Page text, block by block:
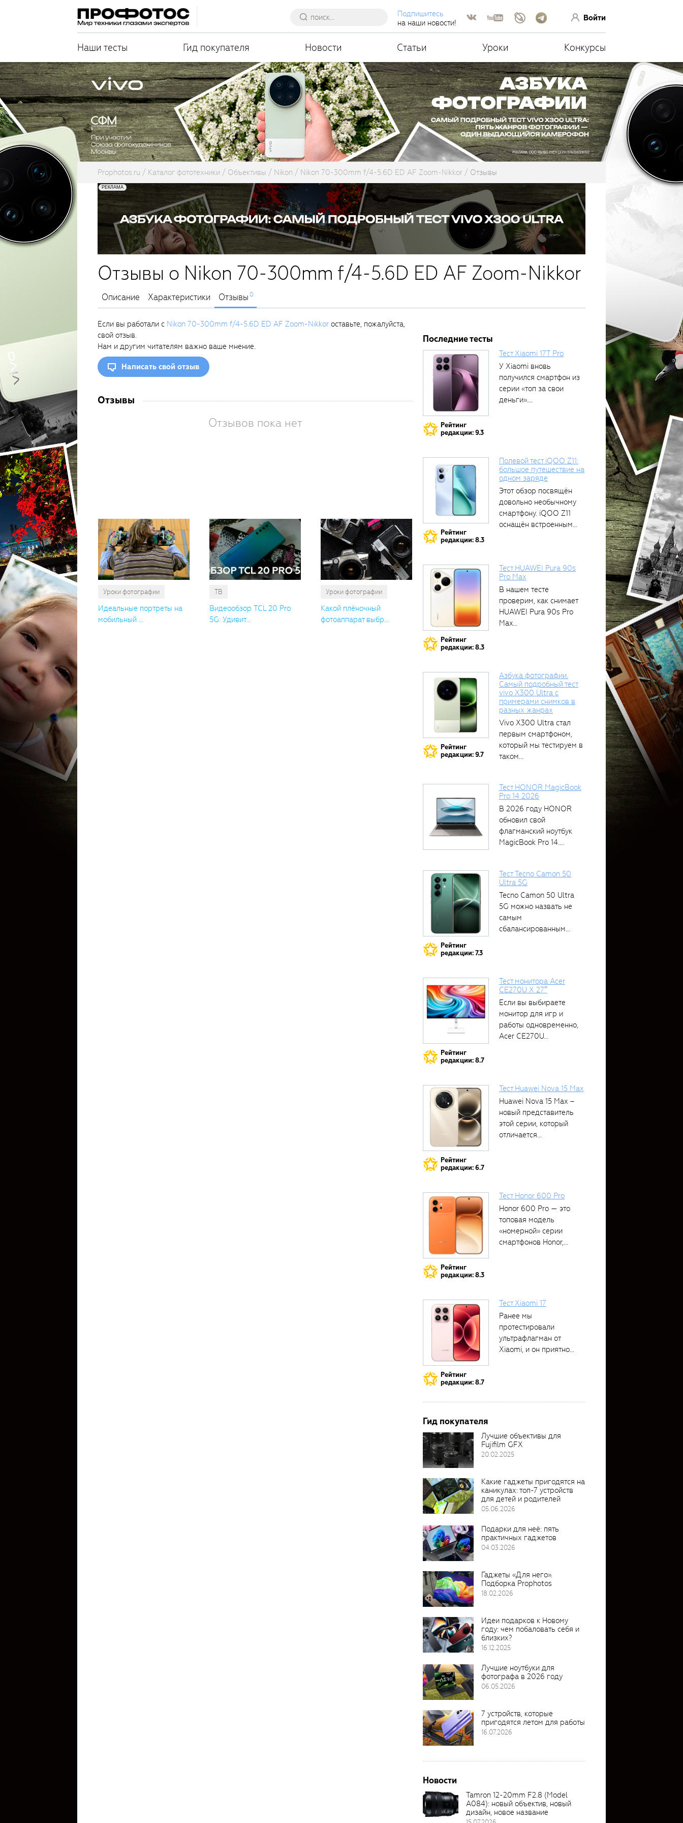
Подпишитесь
на наши новости!
Войти
Наши тесты Гид покупателя Новости Статьи Уроки Конкурсы
Prophotos.ru Каталог фототехники Объективы Nikon Nikon 70-300mm f/4-5.6D ED AF Zoom-Nikkor Отзывы
Отзывы о Nikon 70-300mm f/4-5.6D ED AF Zoom-Nikkor
Описание Характеристики Отзывы0
Если вы работали с Nikon 70-300mm f/4-5.6D ED AF Zoom-Nikkor оставьте, пожалуйста,
свой отзыв.
Нам и другим читателям важно ваше мнение.
Написать свой отзыв
Отзывы
Отзывов пока нет
также
понравится
Уроки фотографии
Идеальные портреты на
мобильный ...
ТВ
Видеообзор TCL 20 Pro
5G: Удивит...
Уроки фотографии
Какой плёночный
фотоаппарат выбр...
Последние тесты
Рейтинг
редакции: 9.3
Тест Xiaomi 17T Pro
У Xiaomi вновь
получился смартфон из
серии «топ за свои
деньги»....
Рейтинг
редакции: 8.3
Полевой тест iQOO Z11:
большое путешествие на
одном заряде
Этот обзор посвящён
довольно необычному
смартфону. iQOO Z11
оснащён встроенным
Рейтинг
редакции: 8.3
Тест HUAWEI Pura 90s
Pro Max
В нашем тесте
проверим, как снимает
HUAWEI Pura 90s Pro
Max...
Рейтинг
редакции: 9.7
Азбука фотографии.
Самый подробный тест
vivo X300 Ultra с
примерами снимков в
разных жанрах
Vivo X300 Ultra стал
первым смартфоном,
который мы тестируем в
таком...
Тест HONOR MagicBook
Pro 14 2026
В 2026 году HONOR
обновил свой
флагманский ноутбук
MagicBook Pro 14....
Рейтинг
редакции: 7.3
Тест Tecno Camon 50
Ultra 5G
Tecno Camon 50 Ultra
5G можно назвать не
самым
сбалансированным
Рейтинг
редакции: 8.7
Тест монитора Acer
CE270U X 27″
Если вы выбираете
монитор для игр и
работы одновременно,
Acer CE270U...
Рейтинг
редакции: 6.7
Тест Huawei Nova 15 Max
Huawei Nova 15 Max –
новый представитель
этой серии, который
отличается...
Рейтинг
редакции: 8.3
Тест Honor 600 Pro
Honor 600 Pro — это
топовая модель
«номерной» серии
смартфонов Honor,...
Рейтинг
редакции: 8.7
Тест Xiaomi 17
Ранее мы
протестировали
ультрафлагман от
Xiaomi, и он приятно
Гид покупателя
Лучшие объективы для
Fujifilm GFX
20.02.2025
Какие гаджеты пригодятся на
каникулах: топ-7 устройств
для детей и родителей
05.06.2026
Подарки для неё: пять
практичных гаджетов
04.03.2026
Гаджеты «Для него».
Подборка Prophotos
18.02.2026
Идеи подарков к Новому
году: чем побаловать себя и
близких?
16.12.2025
Лучшие ноутбуки для
фотографа в 2026 году
06.05.2026
7 устройств, которые
пригодятся летом для работы
16.07.2026
Новости
Tamron 12-20mm F2.8 (Model
A084): новый объектив, новый
дизайн, новое название